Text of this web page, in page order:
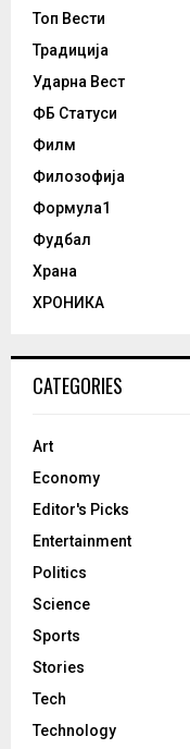
Топ Вести
Традиција
Ударна Вест
ФБ Статуси
Филм
Филозофија
Формула1
Фудбал
Храна
ХРОНИКА
CATEGORIES
Art
Economy
Editor's Picks
Entertainment
Politics
Science
Sports
Stories
Tech
Technology